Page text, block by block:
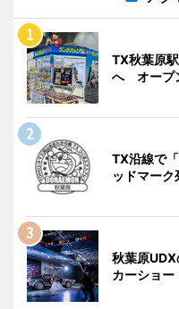
TX秋葉原
へ オープ
TX沿線で
ッドマーク
秋葉原
カーショー